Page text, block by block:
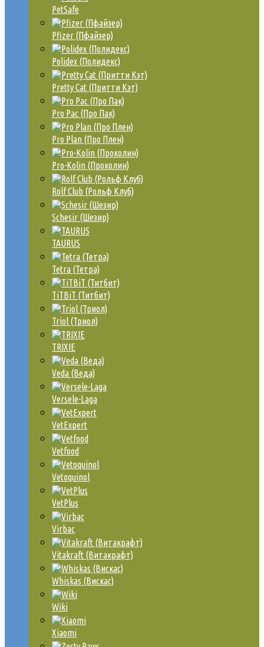
PetSafe
Pfizer (Пфайзер)
Polidex (Полидекс)
Pretty Cat (Притти Кэт)
Pro Pac (Про Пак)
Pro Plan (Про Плен)
Pro-Kolin (Проколин)
Rolf Club (Рольф Клуб)
Schesir (Шезир)
TAURUS
Tetra (Тетра)
TiTBiT (Титбит)
Triol (Триол)
TRIXIE
Veda (Веда)
Versele-Laga
VetExpert
Vetfood
Vetoquinol
VetPlus
Virbac
Vitakraft (Витакрафт)
Whiskas (Вискас)
Wiki
Xiaomi